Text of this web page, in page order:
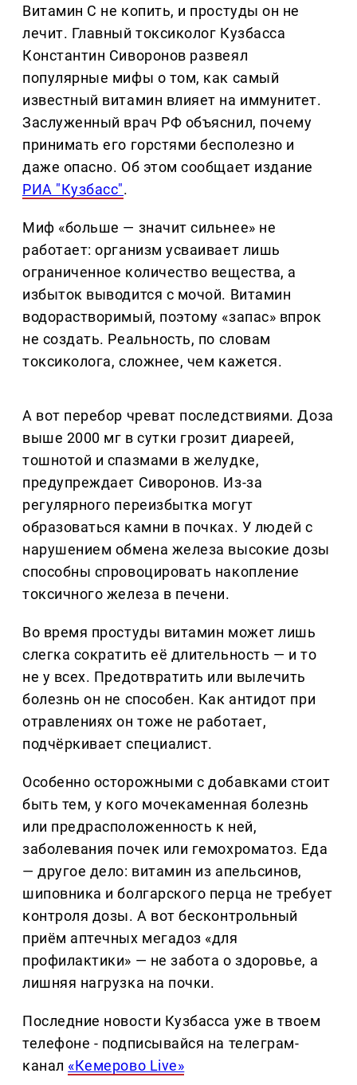
Витамин С не копить, и простуды он не
лечит. Главный токсиколог Кузбасса
Константин Сиворонов развеял
популярные мифы о том, как самый
известный витамин влияет на иммунитет.
Заслуженный врач РФ объяснил, почему
принимать его горстями бесполезно и
даже опасно. Об этом сообщает издание
РИА "Кузбасс".
Миф «больше — значит сильнее» не
работает: организм усваивает лишь
ограниченное количество вещества, а
избыток выводится с мочой. Витамин
водорастворимый, поэтому «запас» впрок
не создать. Реальность, по словам
токсиколога, сложнее, чем кажется.
А вот перебор чреват последствиями. Доза
выше 2000 мг в сутки грозит диареей,
тошнотой и спазмами в желудке,
предупреждает Сиворонов. Из-за
регулярного переизбытка могут
образоваться камни в почках. У людей с
нарушением обмена железа высокие дозы
способны спровоцировать накопление
токсичного железа в печени.
Во время простуды витамин может лишь
слегка сократить её длительность — и то
не у всех. Предотвратить или вылечить
болезнь он не способен. Как антидот при
отравлениях он тоже не работает,
подчёркивает специалист.
Особенно осторожными с добавками стоит
быть тем, у кого мочекаменная болезнь
или предрасположенность к ней,
заболевания почек или гемохроматоз. Еда
— другое дело: витамин из апельсинов,
шиповника и болгарского перца не требует
контроля дозы. А вот бесконтрольный
приём аптечных мегадоз «для
профилактики» — не забота о здоровье, а
лишняя нагрузка на почки.
Последние новости Кузбасса уже в твоем
телефоне - подписывайся на телеграм-
канал «Кемерово Live»